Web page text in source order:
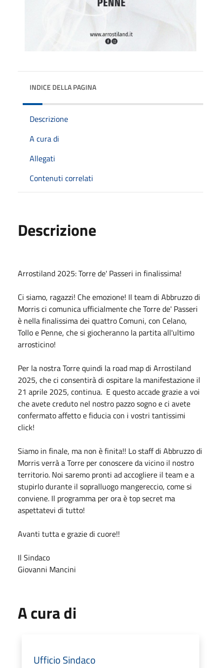
INDICE DELLA PAGINA
Descrizione
A cura di
Allegati
Contenuti correlati
Descrizione
Arrostiland 2025: Torre de' Passeri in finalissima!
Ci siamo, ragazzi! Che emozione! Il team di Abbruzzo di
Morris ci comunica ufficialmente che Torre de' Passeri
è nella finalissima dei quattro Comuni, con Celano,
Tollo e Penne, che si giocheranno la partita all'ultimo
arrosticino!
Per la nostra Torre quindi la road map di Arrostiland
2025, che ci consentirà di ospitare la manifestazione il
21 aprile 2025, continua. E questo accade grazie a voi
che avete creduto nel nostro pazzo sogno e ci avete
confermato affetto e fiducia con i vostri tantissimi
click!
Siamo in finale, ma non è finita!! Lo staff di Abbruzzo di
Morris verrà a Torre per conoscere da vicino il nostro
territorio. Noi saremo pronti ad accogliere il team e a
stupirlo durante il sopralluogo mangereccio, come si
conviene. Il programma per ora è top secret ma
aspettatevi di tutto!
Avanti tutta e grazie di cuore!!
Il Sindaco
Giovanni Mancini
A cura di
Ufficio Sindaco